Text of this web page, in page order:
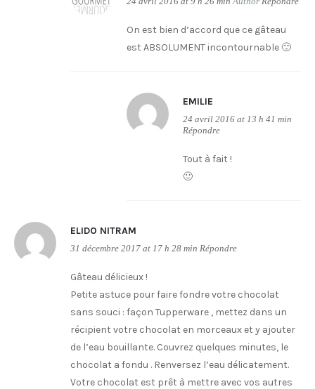
On est bien d’accord que ce gâteau
est ABSOLUMENT incontournable 🙂
EMILIE
24 avril 2016 at 13 h 41 min
Répondre
Tout à fait !
🙂
ELIDO NITRAM
31 décembre 2017 at 17 h 28 min Répondre
Gâteau délicieux !
Petite astuce pour faire fondre votre chocolat
sans souci : façon Tupperware , mettez dans un
récipient votre chocolat en morceaux et y ajouter
de l’eau bouillante. Couvrez quelques minutes, le
chocolat a fondu . Renversez l’eau délicatement.
Votre chocolat est prêt à mettre avec vos autres